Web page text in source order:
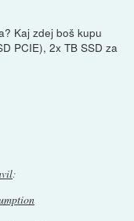
Kaj zdej boš kupu
PCIE), 2x TB SSD za
: